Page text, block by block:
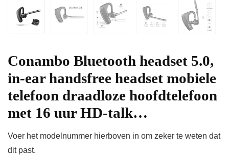
Conambo Bluetooth headset 5.0,
in-ear handsfree headset mobiele
telefoon draadloze hoofdtelefoon
met 16 uur HD-talk…
Voer het modelnummer hierboven in om zeker te weten dat
dit past.